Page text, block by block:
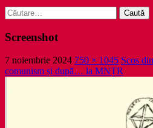
Caută
după:
Screenshot
7 noiembrie 2024 750 × 1045 Scos
comunism și după… la MNȚR